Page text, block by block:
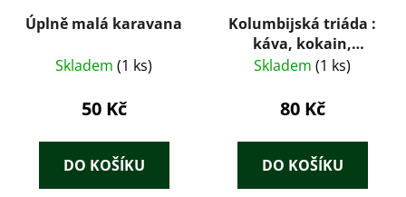
Úplně malá karavana
Skladem (1 ks)
50 Kč
DO KOŠÍKU
Kolumbijská triáda :
káva, kokain,
smaragdy
Skladem (1 ks)
80 Kč
DO KOŠÍKU